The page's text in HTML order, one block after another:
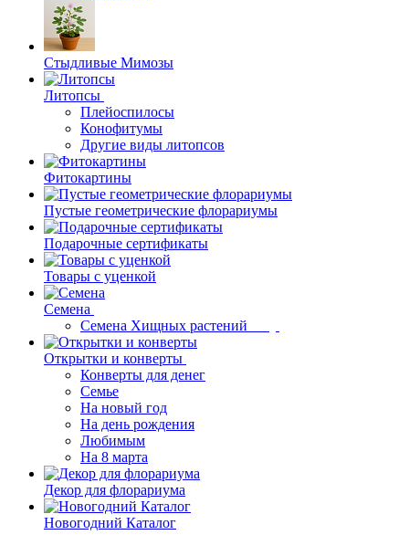
Стыдливые Мимозы
Литопсы
Плейоспилосы
Конофитумы
Другие виды литопсов
Фитокартины
Пустые геометрические флорариумы
Подарочные сертификаты
Товары с уценкой
Семена
Семена Хищных растений
Открытки и конверты
Конверты для денег
Семье
На новый год
На день рождения
Любимым
На 8 марта
Декор для флорариума
Новогодний Каталог